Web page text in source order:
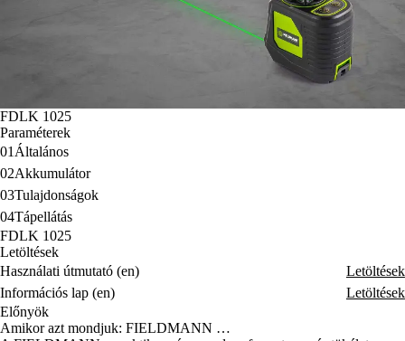
FDLK 1025
Paraméterek
01 Általános
02Akkumulátor
03Tulajdonságok
04Tápellátás
FDLK 1025
Letöltések
Használati útmutató (en)
Letöltések
Információs lap (en)
Letöltések
Előnyök
Amikor azt mondjuk: FIELDMANN …